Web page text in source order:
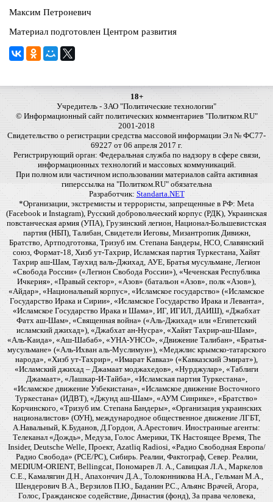
Максим Петроневич
Материал подготовлен Центром развития
18+
Учредитель - ЗАО "Политические технологии"
© Информационный сайт политических комментариев "Политком.RU"
2001-2018
Свидетельство о регистрации средства массовой информации Эл № ФС77-
69227 от 06 апреля 2017 г.
Регистрирующий орган: Федеральная служба по надзору в сфере связи,
информационных технологий и массовых коммуникаций.
При полном или частичном использовании материалов сайта активная
гиперссылка на "Политком.RU" обязательна
Разработчик: Standarta.NET
*Организации, экстремисты и террористы, запрещенные в РФ: Meta
(Facebook и Instagram), Русский добровольческий корпус (РДК), Украинская
повстанческая армия (УПА), Грузинский легион, Национал-Большевистская
партия (НБП), Талибан, Свидетели Иеговы, Мизантропик Дивижн,
Братство, Артподготовка, Тризуб им. Степана Бандеры, НСО, Славянский
союз, Формат-18, Хизб ут-Тахрир, Исламская партия Туркестана, Хайят
Тахрир аш-Шам, Таухид валь-Джихад, АУЕ, Братья мусульмане, Легион
«Свобода России» («Легион Свобода России»), «Чеченская Республика
Ичкерия», «Правый сектор», «Азов» (батальон «Азов», полк «Азов»),
«Айдар», «Национальный корпус», «Исламское государство» («Исламское
Государство Ирака и Сирии», «Исламское Государство Ирака и Леванта»,
«Исламское Государство Ирака и Шама», ИГ, ИГИЛ, ДАИШ), «Джабхат
Фатх аш-Шам», «Священная война» («Аль-Джихад» или «Египетский
исламский джихад»), «Джабхат ан-Нусра», «Хайят Тахрир-аш-Шам»,
«Аль-Каида», «Аш-Шабаб», «УНА-УНСО», «Движение Талибан», «Братья-
мусульмане» («Аль-Ихван аль-Муслимун»), «Меджлис крымско-татарского
народа», «Хизб ут-Тахрир», «Имарат Кавказ» («Кавказский Эмират»),
«Исламский джихад – Джамаат моджахедов», «Нурджулар», «Таблиги
Джамаат», «Лашкар-И-Тайба», «Исламская партия Туркестана»,
«Исламское движение Узбекистана», «Исламское движение Восточного
Туркестана» (ИДВТ), «Джунд аш-Шам», «АУМ Синрике», «Братство»
Корчинского, «Тризуб им. Степана Бандеры», «Организация украинских
националистов» (ОУН), международное общественное движение ЛГБТ,
А.Навальный, К.Буданов, Д.Гордон, А.Арестович. Иностранные агенты:
Телеканал «Дождь», Медуза, Голос Америки, ТК Настоящее Время, The
Insider, Deutsche Welle, Проект, Azatliq Radiosi, «Радио Свободная Европа/
Радио Свобода» (PCE/PC), Сибирь. Реалии, Фактограф, Север. Реалии,
MEDIUM-ORIENT, Bellingcat, Пономарев Л. А., Савицкая Л.А., Маркелов
С.Е., Камалягин Д.Н., Апахончич Д.А., Толоконникова Н.А., Гельман М.А.,
Шендерович В.А., Верзилов П.Ю., Баданин Р.С., Альянс Врачей, Агора,
Голос, Гражданское содействие, Династия (фонд), За права человека,